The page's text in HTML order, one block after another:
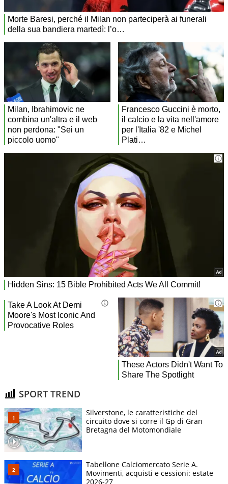
SPORT TREND
Silverstone, le caratteristiche del
circuito dove si corre il Gp di Gran
Bretagna del Motomondiale
Tabellone Calciomercato Serie A.
Movimenti, acquisti e cessioni: estate
2026-27